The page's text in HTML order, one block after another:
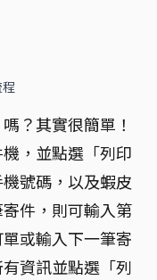
？其實很簡單！
，並點選「列印
號碼，以及蝦皮
件，則可輸入第
或輸入下一筆寄
資訊並點選「列